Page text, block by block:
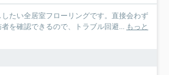
たい全居室フローリングです。直接会わず
を確認できるので、トラブル回避... もっと